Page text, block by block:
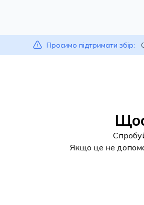
Просимо підтримати збір:
Якщо це не